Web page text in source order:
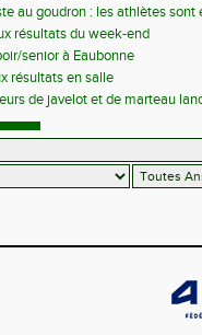
au goudron : les athlètes sont
résultats du week-end
senior à Eaubonne
résultats en salle
de javelot et de marteau